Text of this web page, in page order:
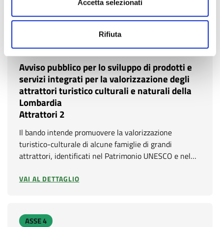
Accetta selezionati
Rifiuta
VAI AL DETTAGLIO
ASSE 3
Avviso pubblico per lo sviluppo di prodotti e
servizi integrati per la valorizzazione degli
attrattori turistico culturali e naturali della
Lombardia
Attrattori 2
Il bando intende promuovere la valorizzazione
turistico-culturale di alcune famiglie di grandi
attrattori, identificati nel Patrimonio UNESCO e nel…
VAI AL DETTAGLIO
ASSE 4